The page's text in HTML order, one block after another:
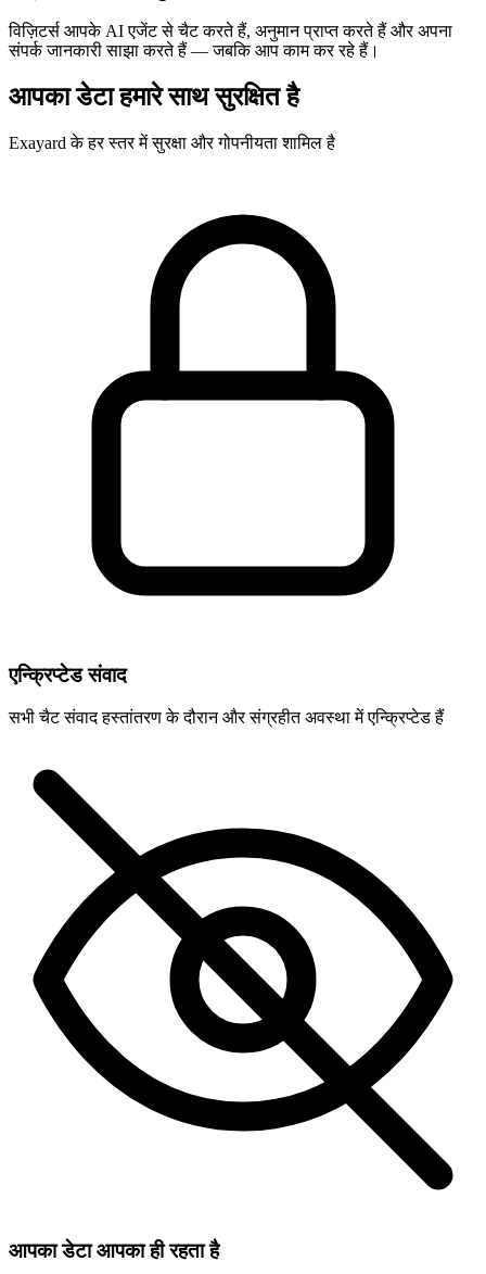
विज़िटर्स आपके AI एजेंट से चैट करते हैं, अनुमान प्राप्त करते हैं और अपना
संपर्क जानकारी साझा करते हैं — जबकि आप काम कर रहे हैं।
आपका डेटा हमारे साथ सुरक्षित है
Exayard के हर स्तर में सुरक्षा और गोपनीयता शामिल है
एन्क्रिप्टेड संवाद
सभी चैट संवाद हस्तांतरण के दौरान और संग्रहीत अवस्था में एन्क्रिप्टेड हैं
आपका डेटा आपका ही रहता है